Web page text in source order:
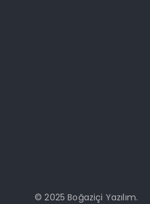
© 2025 Boğaziçi Yazılım.